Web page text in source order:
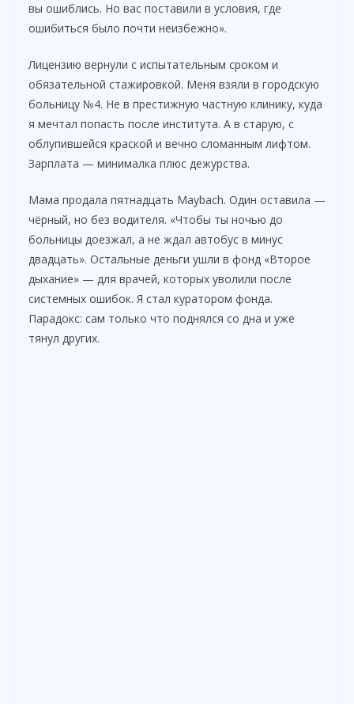
вы ошиблись. Но вас поставили в условия, где
ошибиться было почти неизбежно».
Лицензию вернули с испытательным сроком и
обязательной стажировкой. Меня взяли в городскую
больницу №4. Не в престижную частную клинику, куда
я мечтал попасть после института. А в старую, с
облупившейся краской и вечно сломанным лифтом.
Зарплата — минималка плюс дежурства.
Мама продала пятнадцать Maybach. Один оставила —
чёрный, но без водителя. «Чтобы ты ночью до
больницы доезжал, а не ждал автобус в минус
двадцать». Остальные деньги ушли в фонд «Второе
дыхание» — для врачей, которых уволили после
системных ошибок. Я стал куратором фонда.
Парадокс: сам только что поднялся со дна и уже
тянул других.